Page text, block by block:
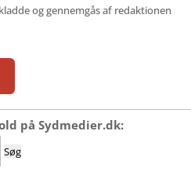
og gennemgås af redaktionen
på Sydmedier.dk: